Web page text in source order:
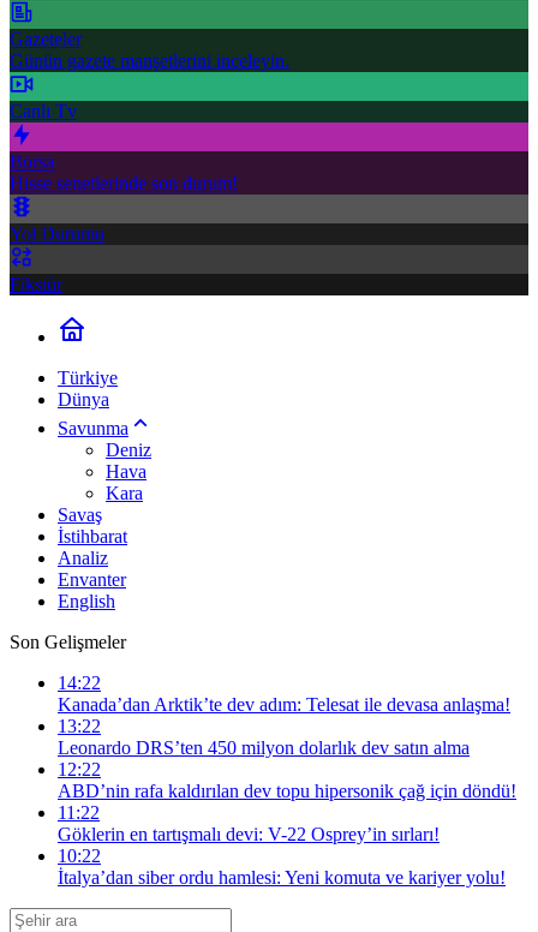
Gazeteler
Günün gazete manşetlerini inceleyin.
Canlı Tv
Borsa
Hisse senetlerinde son durum!
Yol Durumu
Fikstür
Türkiye
Dünya
Savunma
Deniz
Hava
Kara
Savaş
İstihbarat
Analiz
Envanter
English
Son Gelişmeler
14:22
Kanada’dan Arktik’te dev adım: Telesat ile devasa anlaşma!
13:22
Leonardo DRS’ten 450 milyon dolarlık dev satın alma
12:22
ABD’nin rafa kaldırılan dev topu hipersonik çağ için döndü!
11:22
Göklerin en tartışmalı devi: V-22 Osprey’in sırları!
10:22
İtalya’dan siber ordu hamlesi: Yeni komuta ve kariyer yolu!